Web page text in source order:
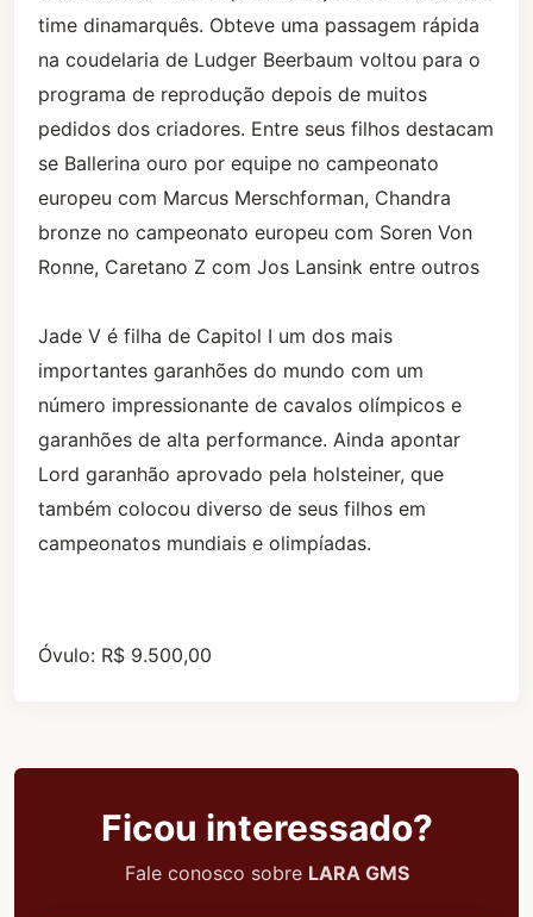
time dinamarquês. Obteve uma passagem rápida
na coudelaria de Ludger Beerbaum voltou para o
programa de reprodução depois de muitos
pedidos dos criadores. Entre seus filhos destacam
se Ballerina ouro por equipe no campeonato
europeu com Marcus Merschforman, Chandra
bronze no campeonato europeu com Soren Von
Ronne, Caretano Z com Jos Lansink entre outros
Jade V é filha de Capitol I um dos mais
importantes garanhões do mundo com um
número impressionante de cavalos olímpicos e
garanhões de alta performance. Ainda apontar
Lord garanhão aprovado pela holsteiner, que
também colocou diverso de seus filhos em
campeonatos mundiais e olimpí­adas.
Óvulo: R$ 9.500,00
Ficou interessado?
Fale conosco sobre LARA GMS